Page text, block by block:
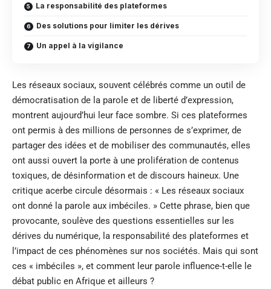
La responsabilité des plateformes
Des solutions pour limiter les dérives
Un appel à la vigilance
Les réseaux sociaux, souvent célébrés comme un outil de
démocratisation de la parole et de liberté d’expression,
montrent aujourd’hui leur face sombre. Si ces plateformes
ont permis à des millions de personnes de s’exprimer, de
partager des idées et de mobiliser des communautés, elles
ont aussi ouvert la porte à une prolifération de contenus
toxiques, de désinformation et de discours haineux. Une
critique acerbe circule désormais : « Les réseaux sociaux
ont donné la parole aux imbéciles. » Cette phrase, bien que
provocante, soulève des questions essentielles sur les
dérives du numérique, la responsabilité des plateformes et
l’impact de ces phénomènes sur nos sociétés. Mais qui sont
ces « imbéciles », et comment leur parole influence-t-elle le
débat public en Afrique et ailleurs ?